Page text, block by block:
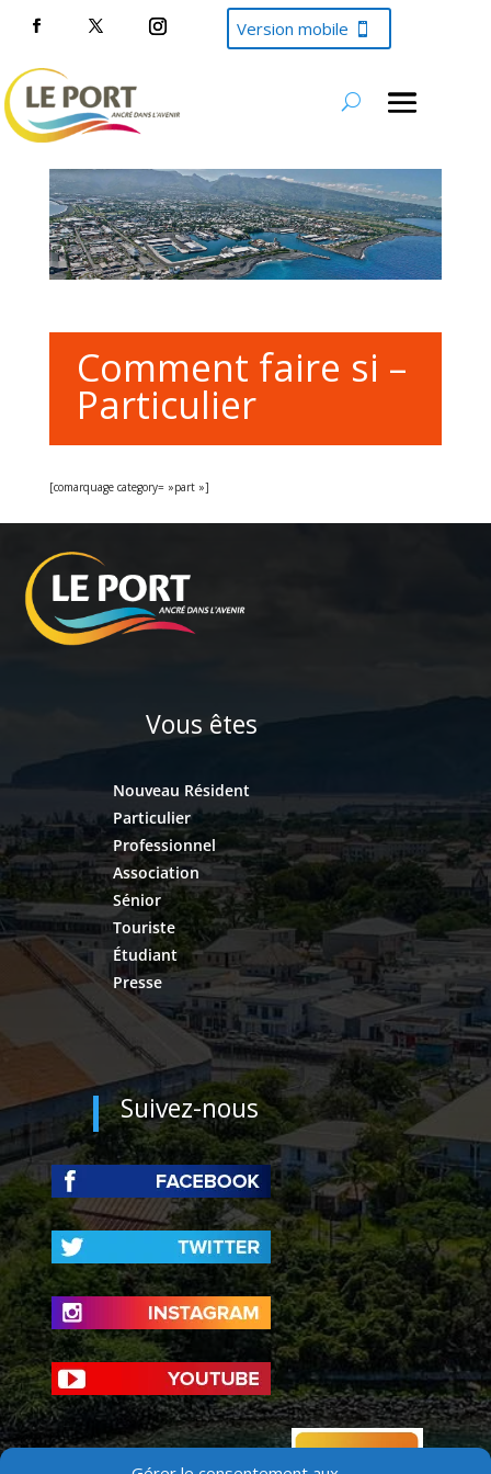
Version mobile
Comment faire si –
Particulier
[comarquage category= »part »]
Vous êtes
Nouveau Résident
Particulier
Professionnel
Association
Sénior
Touriste
Étudiant
Presse
Suivez-nous